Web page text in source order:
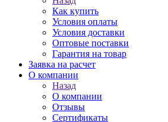
Как купить
Условия оплаты
Условия доставки
Оптовые поставки
Гарантия на товар
Заявка на расчет
О компании
Назад
О компании
Отзывы
Сертификаты